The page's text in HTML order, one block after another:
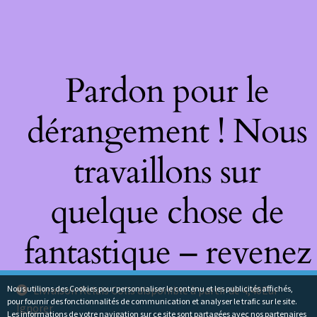
Livraison Relais Colis disponible à partir de 4,40Eur
Ignorer
Pardon pour le
dérangement ! Nous
travaillons sur
quelque chose de
fantastique – revenez
bientôt !
Nous utilions des Cookies pour personnaliser le contenu et les publicités affichés,
pour fournir des fonctionnalités de communication et analyser le trafic sur le site.
Les informations de votre navigation sur ce site sont partagées avec nos partenaires